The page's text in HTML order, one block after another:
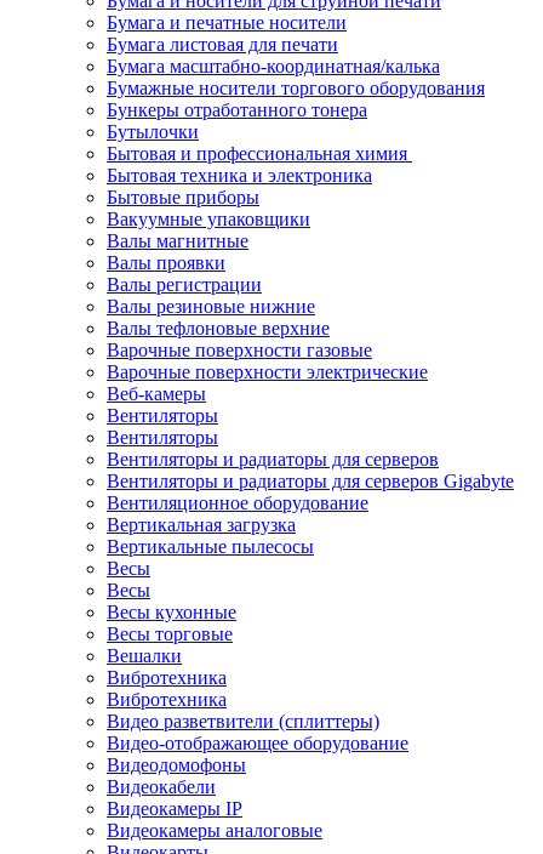
Бумага и печатные носители
Бумага листовая для печати
Бумага масштабно-координатная/калька
Бумажные носители торгового оборудования
Бункеры отработанного тонера
Бутылочки
Бытовая и профессиональная химия
Бытовая техника и электроника
Бытовые приборы
Вакуумные упаковщики
Валы магнитные
Валы проявки
Валы регистрации
Валы резиновые нижние
Валы тефлоновые верхние
Варочные поверхности газовые
Варочные поверхности электрические
Веб-камеры
Вентиляторы
Вентиляторы
Вентиляторы и радиаторы для серверов
Вентиляторы и радиаторы для серверов Gigabyte
Вентиляционное оборудование
Вертикальная загрузка
Вертикальные пылесосы
Весы
Весы
Весы кухонные
Весы торговые
Вешалки
Вибротехника
Вибротехника
Видео разветвители (сплиттеры)
Видео-отображающее оборудование
Видеодомофоны
Видеокабели
Видеокамеры IP
Видеокамеры аналоговые